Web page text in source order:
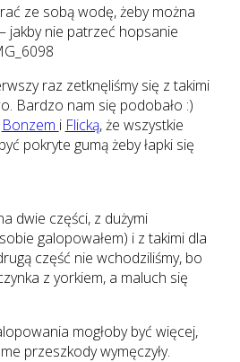
ze sobą wodę, żeby można
jakby nie patrzeć hopsanie
raz zetknęliśmy się z takimi
Bardzo nam się podobało :)
Bonzem i Flicką, że wszystkie
pokryte gumą żeby łapki się
dwie części, z dużymi
galopowałem) i z takimi dla
część nie wchodziliśmy, bo
z yorkiem, a maluch się
mogłoby być więcej,
przeszkody wymęczyły.